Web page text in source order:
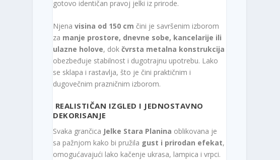
gotovo identičan pravoj jelki iz prirode.
Njenavisina od 150 cm čini je savršenim izborom
za manje prostore, dnevne sobe, kancelarije ili
ulazne holove, dokčvrsta metalna konstrukcija
obezbeđuje stabilnost i dugotrajnu upotrebu. Lako
se sklapa i rastavlja, što je čini praktičnim i
dugovečnim prazničnim izborom.
REALISTIČAN IZGLED I JEDNOSTAVNO
DEKORISANJE
Svaka grančica Jelke Stara Planina oblikovana je
sa pažnjom kako bi pružila gust i prirodan efekat,
omogućavajući lako kačenje ukrasa, lampica i vrpci.